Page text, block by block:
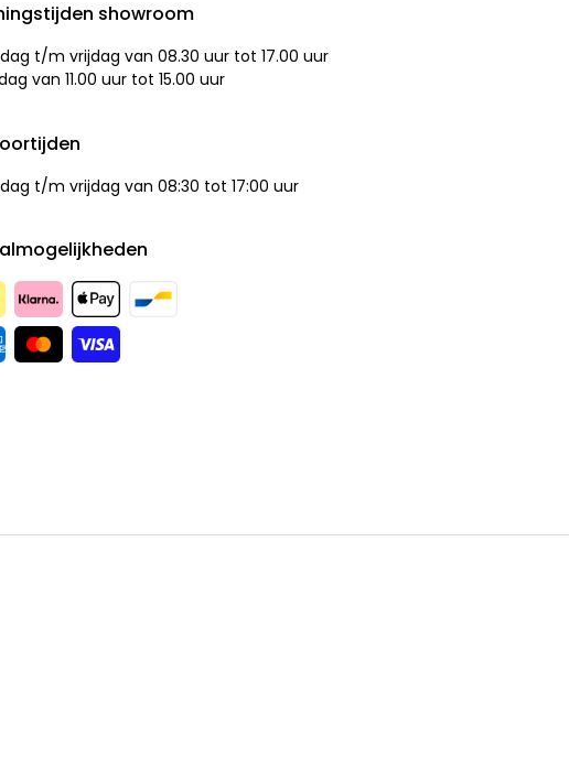
showroom
t/m vrijdag van 08.30 uur tot 17.00 uur
van 11.00 uur tot 15.00 uur
t/m vrijdag van 08:30 tot 17:00 uur